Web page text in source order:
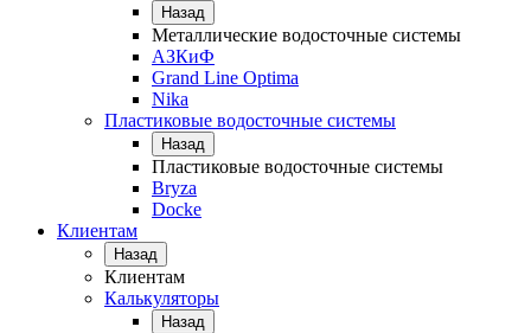
Назад
Металлические водосточные системы
АЗКиФ
Grand Line Optima
Nika
Пластиковые водосточные системы
Назад
Пластиковые водосточные системы
Bryza
Docke
Клиентам
Назад
Клиентам
Калькуляторы
Назад